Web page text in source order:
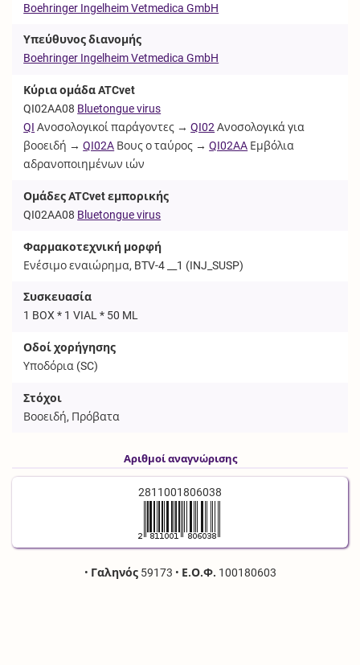
Boehringer Ingelheim Vetmedica GmbH
Υπεύθυνος διανομής
Boehringer Ingelheim Vetmedica GmbH
Κύρια ομάδα ATCvet
QI02AA08 Bluetongue virus
QI Ανοσολογικοί παράγοντες →QI02 Ανοσολογικά για
βοοειδή →QI02A Βους ο ταύρος →QI02AA Εμβόλια
αδρανοποιημένων ιών
Ομάδες ATCvet εμπορικής
QI02AA08 Bluetongue virus
Φαρμακοτεχνική μορφή
Ενέσιμο εναιώρημα, BTV-4 __1 (INJ_SUSP)
Συσκευασία
1 BOX * 1 VIAL * 50 ML
Οδοί χορήγησης
Υποδόρια (SC)
Στόχοι
Βοοειδή, Πρόβατα
Αριθμοί αναγνώρισης
2811001806038
• Γαληνός59173 • Ε.Ο.Φ. 100180603